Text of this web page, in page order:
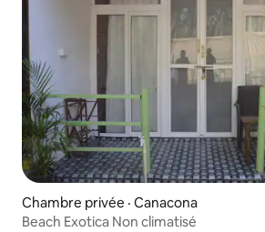
Chambre privée · Canacona
Beach Exotica Non climatisé